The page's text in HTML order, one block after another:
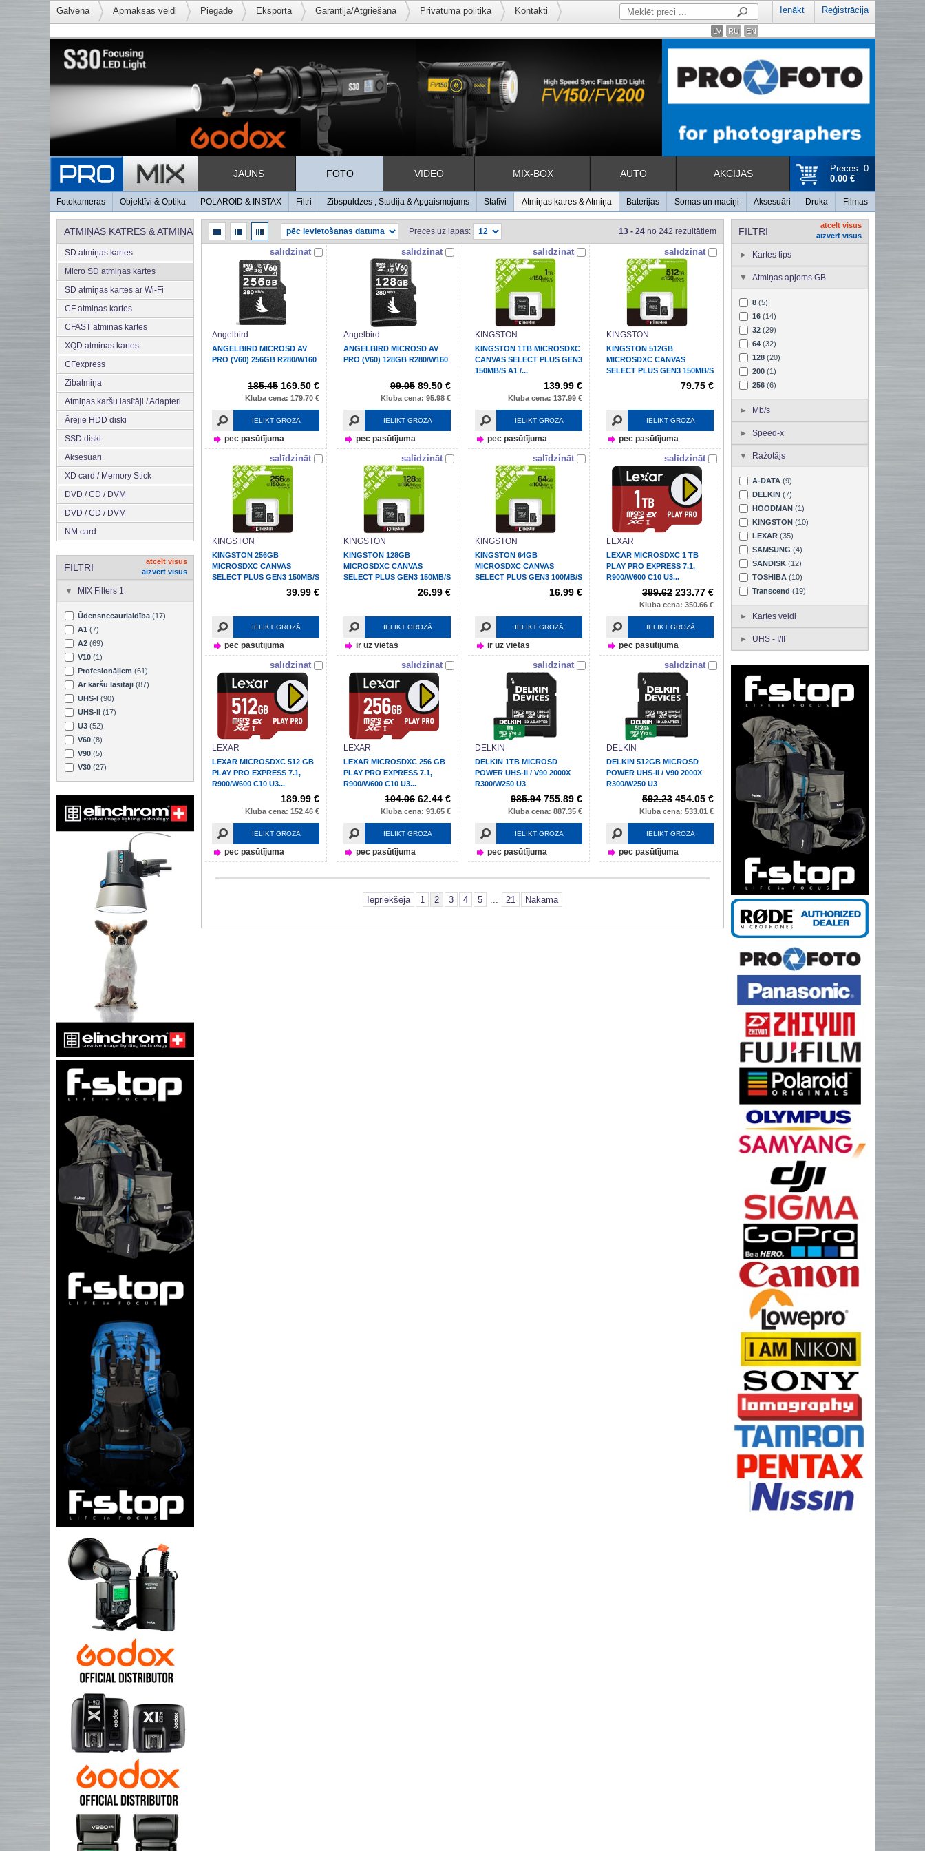
Galvenā Apmaksas veidi Piegāde Eksporta Garantija/Atgriešana Privātuma politika Kontakti Ienākt Reģistrācija
LV RU EN
Preces: 0
0.00 €
JAUNS FOTO VIDEO MIX-BOX AUTO AKCIJAS
Fotokameras Objektīvi & Optika POLAROID & INSTAX Filtri Zibspuldzes , Studija & Apgaismojums Statīvi Atmiņas katres & Atmiņa Baterijas Somas un maciņi Aksesuāri Druka Filmas
ATMIŅAS KATRES & ATMIŅA
SD atmiņas kartes
Micro SD atmiņas kartes
SD atmiņas kartes ar Wi-Fi
CF atmiņas kartes
CFAST atmiņas kartes
XQD atmiņas kartes
CFexpress
Zibatmiņa
Atmiņas karšu lasītāji / Adapteri
Ārējie HDD diski
SSD diski
Aksesuāri
XD card / Memory Stick
DVD / CD / DVM
DVD / CD / DVM
NM card
FILTRI
atcelt visus
aizvērt visus
MIX Filters 1
Ūdensnecaurlaidība (17)
A1 (7)
A2 (69)
V10 (1)
Profesionāļiem (61)
Ar karšu lasītāji (87)
UHS-I (90)
UHS-II (17)
U3 (52)
V60 (8)
V90 (5)
V30 (27)
FILTRI
atcelt visus
aizvērt visus
Kartes tips
Atmiņas apjoms GB
8 (5)
16 (14)
32 (29)
64 (32)
128 (20)
200 (1)
256 (6)
Mb/s
Speed-x
Ražotājs
A-DATA (9)
DELKIN (7)
HOODMAN (1)
KINGSTON (10)
LEXAR (35)
SAMSUNG (4)
SANDISK (12)
TOSHIBA (10)
Transcend (19)
Kartes veidi
UHS - I/II
Preces uz lapas: 13 - 24 no 242 rezultātiem
salīdzināt
Angelbird
ANGELBIRD MICROSD AV
PRO (V60) 256GB R280/W160
185.45 169.50 €
Kluba cena: 179.70 €
IELIKT GROZĀ
pec pasūtījuma
salīdzināt
Angelbird
ANGELBIRD MICROSD AV
PRO (V60) 128GB R280/W160
99.05 89.50 €
Kluba cena: 95.98 €
IELIKT GROZĀ
pec pasūtījuma
salīdzināt
KINGSTON
KINGSTON 1TB MICROSDXC
CANVAS SELECT PLUS GEN3
150MB/S A1 /...
139.99 €
Kluba cena: 137.99 €
IELIKT GROZĀ
pec pasūtījuma
salīdzināt
KINGSTON
KINGSTON 512GB
MICROSDXC CANVAS
SELECT PLUS GEN3 150MB/S
79.75 €
IELIKT GROZĀ
pec pasūtījuma
salīdzināt
KINGSTON
KINGSTON 256GB
MICROSDXC CANVAS
SELECT PLUS GEN3 150MB/S
39.99 €
IELIKT GROZĀ
pec pasūtījuma
salīdzināt
KINGSTON
KINGSTON 128GB
MICROSDXC CANVAS
SELECT PLUS GEN3 150MB/S
26.99 €
IELIKT GROZĀ
ir uz vietas
salīdzināt
KINGSTON
KINGSTON 64GB
MICROSDXC CANVAS
SELECT PLUS GEN3 100MB/S
16.99 €
IELIKT GROZĀ
ir uz vietas
salīdzināt
LEXAR
LEXAR MICROSDXC 1 TB
PLAY PRO EXPRESS 7.1,
R900/W600 C10 U3...
389.62 233.77 €
Kluba cena: 350.66 €
IELIKT GROZĀ
pec pasūtījuma
salīdzināt
LEXAR
LEXAR MICROSDXC 512 GB
PLAY PRO EXPRESS 7.1,
R900/W600 C10 U3...
189.99 €
Kluba cena: 152.46 €
IELIKT GROZĀ
pec pasūtījuma
salīdzināt
LEXAR
LEXAR MICROSDXC 256 GB
PLAY PRO EXPRESS 7.1,
R900/W600 C10 U3...
104.06 62.44 €
Kluba cena: 93.65 €
IELIKT GROZĀ
pec pasūtījuma
salīdzināt
DELKIN
DELKIN 1TB MICROSD
POWER UHS-II / V90 2000X
R300/W250 U3
985.94 755.89 €
Kluba cena: 887.35 €
IELIKT GROZĀ
pec pasūtījuma
salīdzināt
DELKIN
DELKIN 512GB MICROSD
POWER UHS-II / V90 2000X
R300/W250 U3
592.23 454.05 €
Kluba cena: 533.01 €
IELIKT GROZĀ
pec pasūtījuma
Iepriekšēja 1 2 3 4 5 21 Nākamā